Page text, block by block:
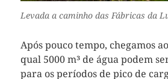
Levada a caminho das Fábricas da
Após pouco tempo, chegamos
qual 5000 m³ de água podem
para os períodos de pico de